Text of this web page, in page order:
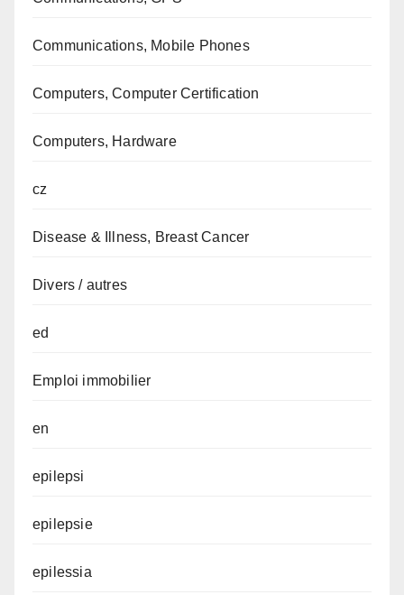
Communications, Mobile Phones
Computers, Computer Certification
Computers, Hardware
cz
Disease & Illness, Breast Cancer
Divers / autres
ed
Emploi immobilier
en
epilepsi
epilepsie
epilessia